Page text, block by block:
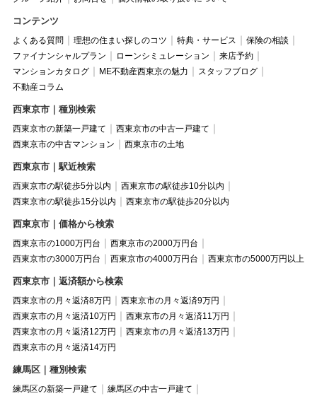
コンテンツ
よくある質問 理想の住まい探しのコツ 特典・サービス
保険の相談
ファイナンシャルプラン
ローンシミュレーション
来店予約
マンションカタログ
ME不動産西東京の魅力
スタッフブログ
不動産コラム
西東京市｜種別検索
西東京市の新築一戸建て
西東京市の中古一戸建て
西東京市の中古マンション
西東京市の土地
西東京市｜駅近検索
西東京市の駅徒歩5分以内
西東京市の駅徒歩10分以内
西東京市の駅徒歩15分以内
西東京市の駅徒歩20分以内
西東京市｜価格から検索
西東京市の1000万円台
西東京市の2000万円台
西東京市の3000万円台
西東京市の4000万円台 西東京市の5000万円以上
西東京市｜返済額から検索
西東京市の月々返済8万円
西東京市の月々返済9万円
西東京市の月々返済10万円
西東京市の月々返済11万円
西東京市の月々返済12万円
西東京市の月々返済13万円
西東京市の月々返済14万円
練馬区｜種別検索
練馬区の新築一戸建て
練馬区の中古一戸建て